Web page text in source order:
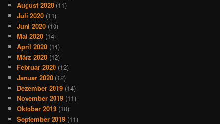
August 2020 (11)
Juli 2020 (11)
Juni 2020 (10)
Mai 2020 (14)
April 2020 (14)
März 2020 (12)
Februar 2020 (12)
Januar 2020 (12)
Dezember 2019 (14)
November 2019 (11)
Oktober 2019 (10)
September 2019 (11)